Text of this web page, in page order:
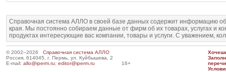
Справочная система АЛЛО в своей базе данных содержит информацию
края. Мы постоянно собираем данные от фирм об их товарах, услугах и
продуктах интересующие вас компании, товары и услуги. С уважением,
© 2002–2026 Справочная система АЛЛО
Россия, 614045, г. Пермь, ул. Куйбышева, 2
E-mail: allo@iperm.ru; editor@iperm.ru 16+